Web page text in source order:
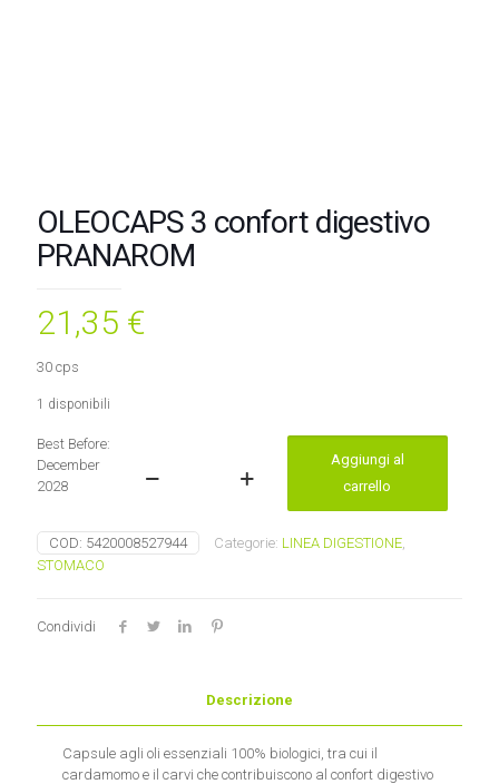
OLEOCAPS 3 confort digestivo
PRANAROM
21,35 €
30 cps
1 disponibili
Best Before:
December
2028
OLEOCAPS
digestivo
Aggiungi al
carrello
COD: 5420008527944 Categorie: LINEA DIGESTIONE,
STOMACO
Condividi
Descrizione
Capsule agli oli essenziali 100% biologici, tra cui il
cardamomo e il carvi che contribuiscono al confort digestivo